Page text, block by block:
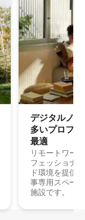
デジタルノ
多⁠いプ⁠ロ⁠フ⁠
最⁠適
リモートワー
フェッショナ
ド環境を提供
事専用スペー
施設です。